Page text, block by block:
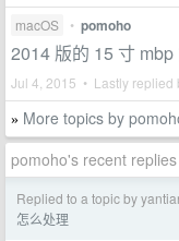
macOS • pomoho
2014 版的 15 寸 mbp
Jul 4, 2015 • Lastly replied
» More topics by
pomoho's recent replies
Replied to a topic by
怎么处理